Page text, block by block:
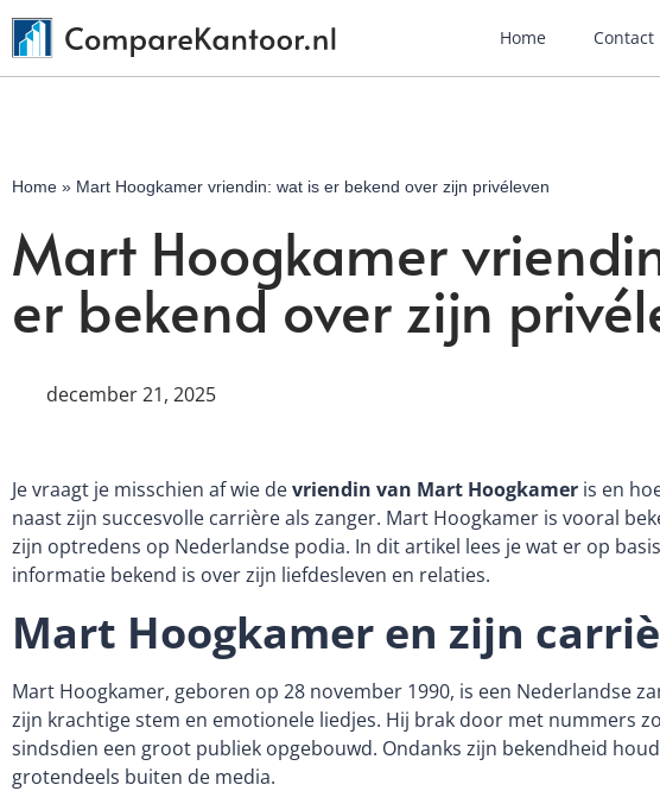
Home Contact
Home » Mart Hoogkamer vriendin: wat is er bekend over zijn privéleven
Mart Hoogkamer
er bekend over zijn
december 21, 2025
Je vraagt je misschien af wie devriendin van Mart Hoogkamer is en
naast zijn succesvolle carrière als zanger. Mart Hoogkamer is vooral
zijn optredens op Nederlandse podia. In dit artikel lees je wat er op
informatie bekend is over zijn liefdesleven en relaties.
Mart Hoogkamer en zijn
Mart Hoogkamer, geboren op 28 november 1990, is een Nederlandse
zijn krachtige stem en emotionele liedjes. Hij brak door met nummers
sindsdien een groot publiek opgebouwd. Ondanks zijn bekendheid
grotendeels buiten de media.